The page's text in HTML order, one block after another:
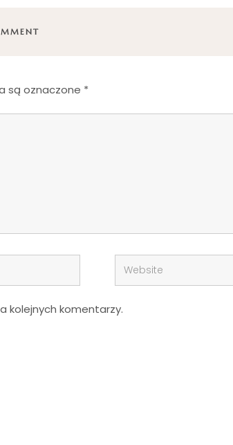
są oznaczone *
kolejnych komentarzy.